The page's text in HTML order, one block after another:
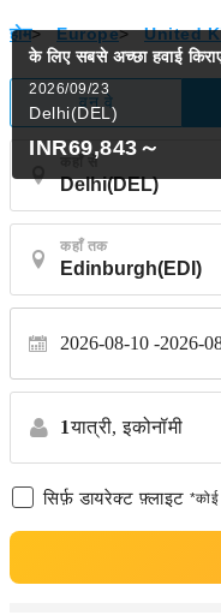
होम> Europe> United
वन वे
कहाँ से
कहाँ तक
2026-08-10 2026-
1यात्री, इकोनॉमी
सिर्फ़ डायरेक्ट फ़्लाइट *कोई
के लिए सबसे अच्छा हवाई
2026/09/23
Delhi(DEL)
INR69,843 ～